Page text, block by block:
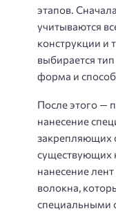
этапов.
учитываются
конструкции и
выбирается
форма и
После этого —
нанесение
закрепляющих
существующих
нанесение
волокна,
специальными